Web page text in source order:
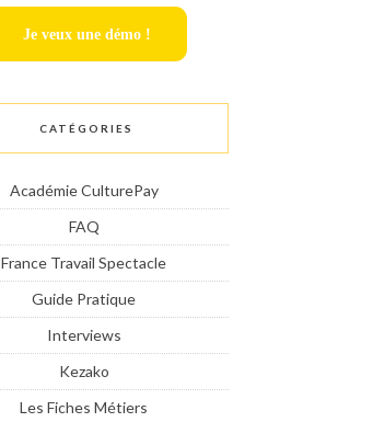
Je veux une démo !
CATÉGORIES
Académie CulturePay
FAQ
France Travail Spectacle
Guide Pratique
Interviews
Kezako
Les Fiches Métiers